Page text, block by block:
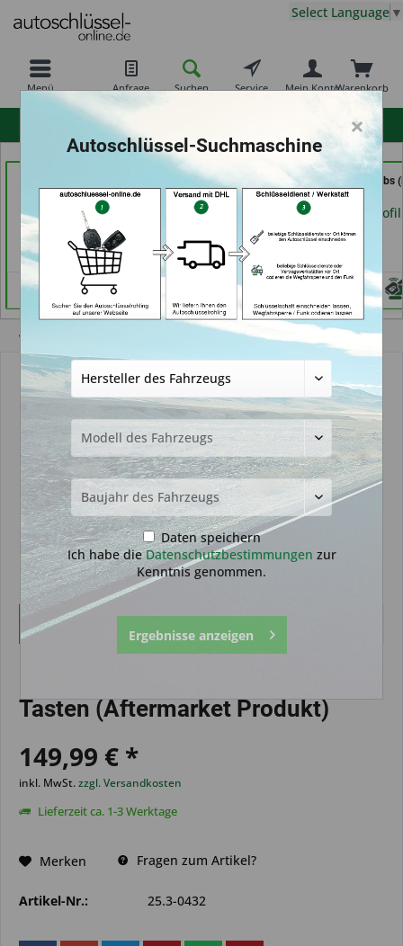
Menü Anfrage Suchen Service Warenkorb
Mein Konto
Select Language ▼
Schlüsseldienst Brkic,
Brkic & Wiersbowsky
GbR (in Wuppertal)
Händlerprofil
GSB Produktions GmbH
(in Pfäffikon)
Händlerprofil
Schlüssel Jacobs
Krefeld)
Händlerprofil
Tasten (Aftermarket Produkt)
149,99 € *
inkl. MwSt.zzgl. Versandkosten
Lieferzeit ca. 1-3 Werktage
Merken Fragen zum Artikel?
Artikel-Nr.: 25.3-0432
×
Autoschlüssel-Suchmaschine
Daten speichern
Ich habe dieDatenschutzbestimmungen zur
Kenntnis genommen.
Ergebnisse anzeigen